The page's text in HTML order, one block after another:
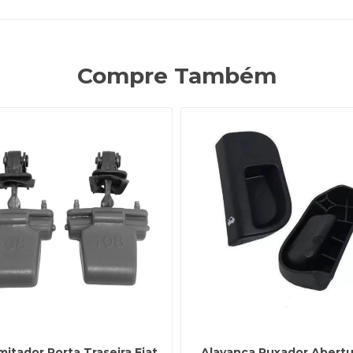
Compre Também